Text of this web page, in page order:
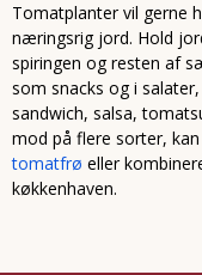
Tomatplanter vil gerne
næringsrig jord. Hold
spiringen og resten af
som snacks og i
sandwich, salsa,
mod på flere sorter,
tomatfrø eller
køkkenhaven.